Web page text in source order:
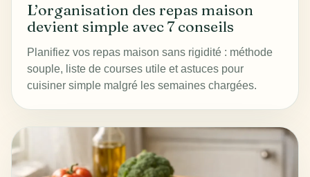
L’organisation des repas maison
devient simple avec 7 conseils
Planifiez vos repas maison sans rigidité : méthode
souple, liste de courses utile et astuces pour
cuisiner simple malgré les semaines chargées.